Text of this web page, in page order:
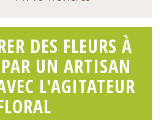
DES FLEURS À
UN ARTISAN
L'AGITATEUR